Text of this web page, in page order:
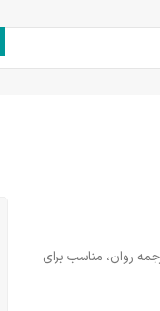
روان، مناسب برای